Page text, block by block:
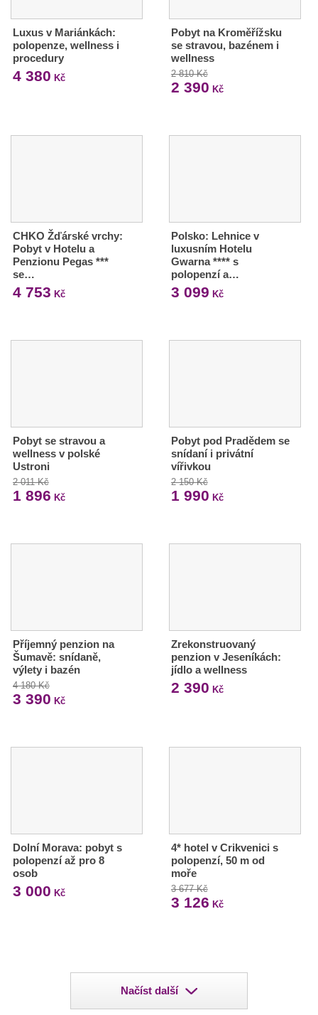
Luxus v Mariánkách:
polopenze, wellness i
procedury
4 380 Kč
Pobyt na Kroměřížsku
se stravou, bazénem i
wellness
2 810 Kč
2 390 Kč
CHKO Žďárské vrchy:
Pobyt v Hotelu a
Penzionu Pegas ***
se…
4 753 Kč
Polsko: Lehnice v
luxusním Hotelu
Gwarna **** s
polopenzí a…
3 099 Kč
Pobyt se stravou a
wellness v polské
Ustroni
2 011 Kč
1 896 Kč
Pobyt pod Pradědem se
snídaní i privátní
vířivkou
2 150 Kč
1 990 Kč
Příjemný penzion na
Šumavě: snídaně,
výlety i bazén
4 180 Kč
3 390 Kč
Zrekonstruovaný
penzion v Jeseníkách:
jídlo a wellness
2 390 Kč
Dolní Morava: pobyt s
polopenzí až pro 8
osob
3 000 Kč
4* hotel v Crikvenici s
polopenzí, 50 m od
moře
3 677 Kč
3 126 Kč
Načíst další